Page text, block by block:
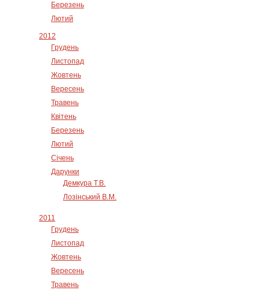
Березень
Лютий
2012
Грудень
Листопад
Жовтень
Вересень
Травень
Квітень
Березень
Лютий
Січень
Дарунки
Демкура Т.В.
Лозінський В.М.
2011
Грудень
Листопад
Жовтень
Вересень
Травень